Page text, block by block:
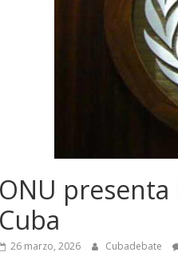
ONU presenta
Cuba
26 marzo, 2026 Cubadebate